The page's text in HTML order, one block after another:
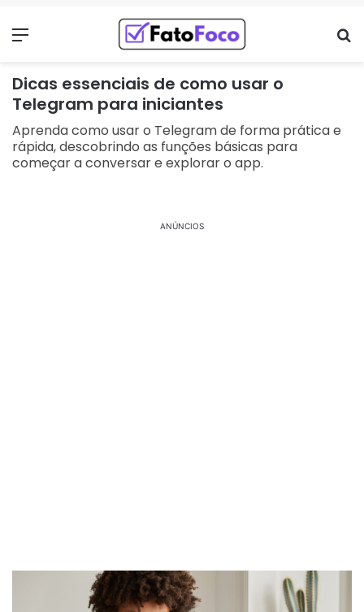
Menu
Dicas essenciais de como usar o
Telegram para iniciantes
Aprenda como usar o Telegram de forma prática e
rápida, descobrindo as funções básicas para
começar a conversar e explorar o app.
ANÚNCIOS